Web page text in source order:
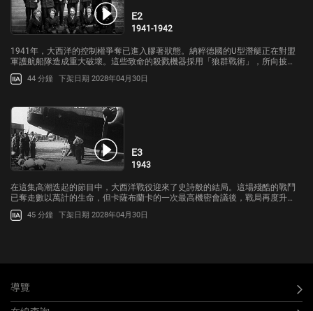
E2
1941-1942
1941年，大西洋的控制權爭奪已進入膠著狀態。納粹德國的U型潛艇正在對盟
軍護航船隊造成重大破壞。這些致命的殺戮機器採用「狼群戰術」，所向披
靡，對商船艦隊造成了毀滅性打擊。英國及其盟友現在必須設法將戰火反擊回
敵方。44 分鐘 下架日期 2028年04月30日
E3
1943
在這集高潮迭起的節目中，大西洋戰役迎來了史詩般的結局。這場殘酷的戰鬥
已奪走數以萬計的生命，但卡薩布蘭卡的一次最高機密會議後，戰局再度升
溫。盟軍正籌備諾曼第登陸行動，若要確保大量部隊、車輛與武器能安全抵達
英國，大西洋的制海權勢在必得。
45 分鐘 下架日期 2028年04月30日
導覽